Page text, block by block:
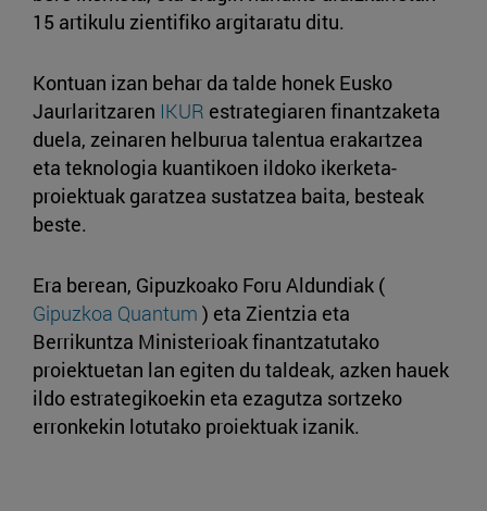
15 artikulu zientifiko argitaratu ditu.
Kontuan izan behar da talde honek Eusko
Jaurlaritzaren IKUR estrategiaren finantzaketa
duela, zeinaren helburua talentua erakartzea
eta teknologia kuantikoen ildoko ikerketa-
proiektuak garatzea sustatzea baita, besteak
beste.
Era berean, Gipuzkoako Foru Aldundiak (
Gipuzkoa Quantum ) eta Zientzia eta
Berrikuntza Ministerioak finantzatutako
proiektuetan lan egiten du taldeak, azken hauek
ildo estrategikoekin eta ezagutza sortzeko
erronkekin lotutako proiektuak izanik.